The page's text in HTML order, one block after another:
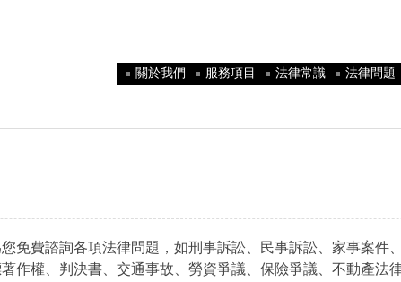
關於我們 服務項目 法律常識 法律問題
免費諮詢各項法律問題，如刑事訴訟、民事訴訟、家事案件
作權、判決書、交通事故、勞資爭議、保險爭議、不動產法